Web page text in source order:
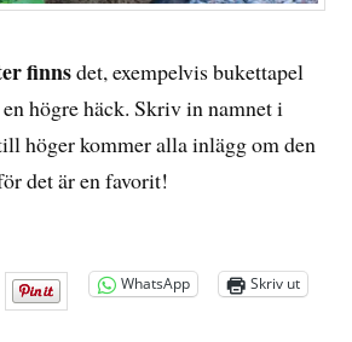
finnsdet, exempelvis bukettapel
högre häck. Skriv in namnet i
höger kommer alla inlägg om den
det är en favorit!
WhatsApp
Skriv ut